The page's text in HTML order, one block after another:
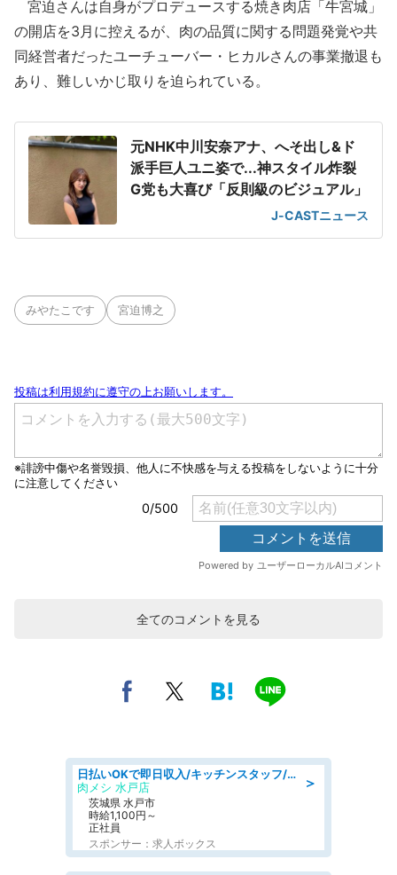
宮迫さんは自身がプロデュースする焼き肉店「牛宮城」
の開店を3月に控えるが、肉の品質に関する問題発覚や共
同経営者だったユーチューバー・ヒカルさんの事業撤退も
あり、難しいかじ取りを迫られている。
元NHK中川安奈アナ、へそ出し&ド
派手巨人ユニ姿で...神スタイル炸裂
G党も大喜び「反則級のビジュアル」
J-CASTニュース
みやたこです 宮迫博之
全てのコメントを見る
＞
日払いOKで即日収入/キッチンスタッフ/「原付免許必須」デリバリー業務など、自己成長可能な幅広い仕事に挑戦!髪型自由&ピアス・ネイルOK/茨城県/水戸市
肉メシ 水戸店
茨城県 水戸市
時給1,100円～
正社員
スポンサー：求人ボックス